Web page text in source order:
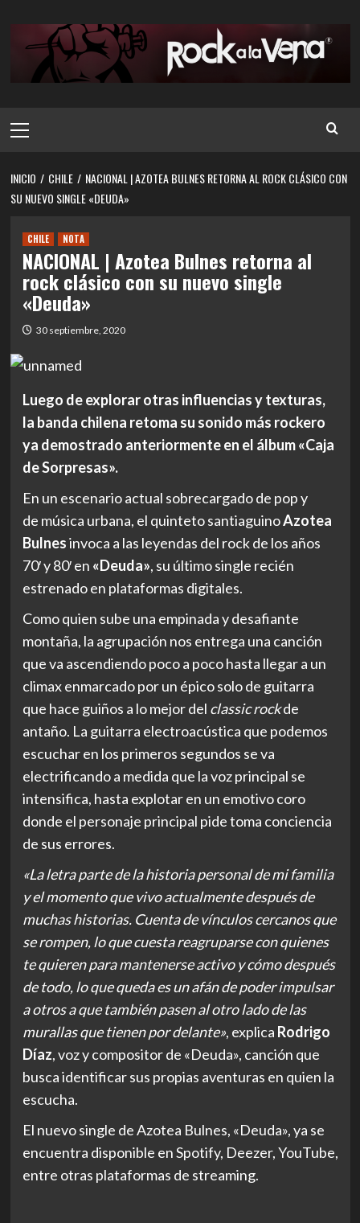
contenido
principal
INICIO CHILE
NACIONAL | AZOTEA BULNES RETORNA AL ROCK CLÁSICO CON
SU NUEVO SINGLE «DEUDA»
CHILE NOTA
NACIONAL | Azotea Bulnes retorna al
rock clásico con su nuevo single
«Deuda»
30 septiembre, 2020
Luego de explorar otras influencias y texturas,
la banda chilena retoma su sonido más rockero
ya demostrado anteriormente en el álbum «Caja
de Sorpresas».
En un escenario actual sobrecargado de pop y
de música urbana, el quinteto santiaguinoAzotea
Bulnesinvoca a las leyendas del rock de los años
70′ y 80′ en «Deuda», su último single recién
estrenado en plataformas digitales.
Como quien sube una empinada y desafiante
montaña, la agrupación nos entrega una canción
que va ascendiendo poco a poco hasta llegar a un
climax enmarcado por un épico solo de guitarra
que hace guiños a lo mejor del classic rockde
antaño. La guitarra electroacústica que podemos
escuchar en los primeros segundos se va
electrificando a medida que la voz principal se
intensifica, hasta explotar en un emotivo coro
donde el personaje principal pide toma conciencia
de sus errores.
«La letra parte de la historia personal de mi familia
y el momento que vivo actualmente después de
muchas historias. Cuenta de vínculos cercanos que
se rompen, lo que cuesta reagruparse con quienes
te quieren para mantenerse activo y cómo después
de todo, lo que queda es un afán de poder impulsar
a otros a que también pasen al otro lado de las
murallas que tienen por delante», explica Rodrigo
Díaz, voz y compositor de «Deuda», canción que
busca identificar sus propias aventuras en quien la
escucha.
El nuevo single de Azotea Bulnes, «Deuda», ya se
encuentra disponible en Spotify, Deezer, YouTube,
entre otras plataformas de streaming.